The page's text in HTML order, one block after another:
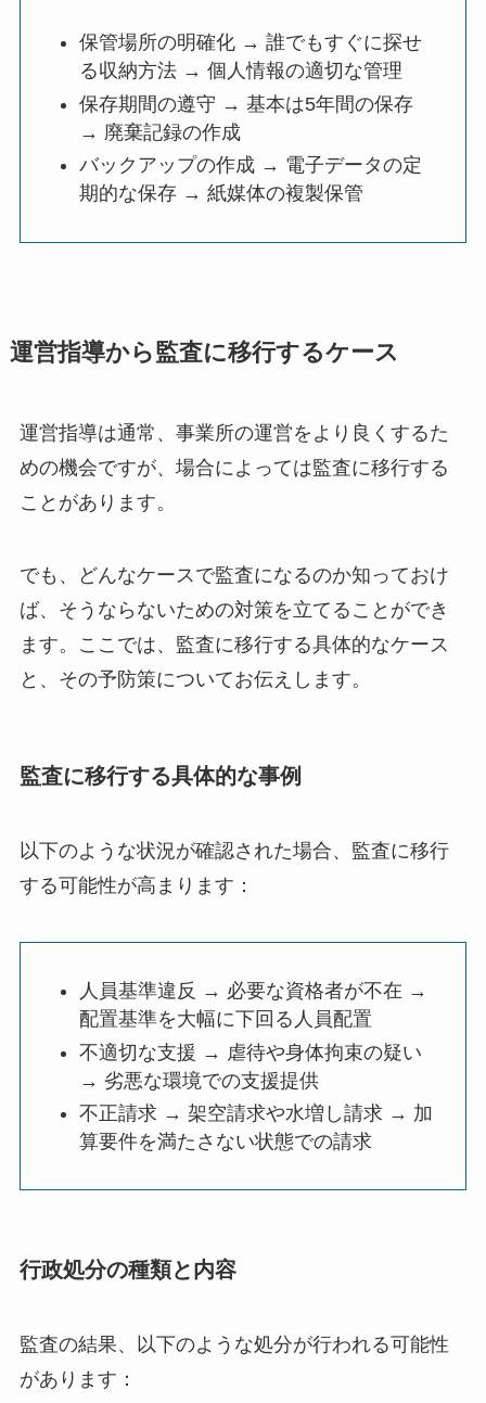
保管場所の明確化 → 誰でもすぐに探せ
る収納方法 → 個人情報の適切な管理
保存期間の遵守 → 基本は5年間の保存
→ 廃棄記録の作成
バックアップの作成 → 電子データの定
期的な保存 → 紙媒体の複製保管
運営指導から監査に移行するケース
運営指導は通常、事業所の運営をより良くするた
めの機会ですが、場合によっては監査に移行する
ことがあります。
でも、どんなケースで監査になるのか知っておけ
ば、そうならないための対策を立てることができ
ます。ここでは、監査に移行する具体的なケース
と、その予防策についてお伝えします。
監査に移行する具体的な事例
以下のような状況が確認された場合、監査に移行
する可能性が高まります：
人員基準違反 → 必要な資格者が不在 →
配置基準を大幅に下回る人員配置
不適切な支援 → 虐待や身体拘束の疑い
→ 劣悪な環境での支援提供
不正請求 → 架空請求や水増し請求 → 加
算要件を満たさない状態での請求
行政処分の種類と内容
監査の結果、以下のような処分が行われる可能性
があります：